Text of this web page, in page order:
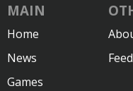
MAIN
Home
News
Games